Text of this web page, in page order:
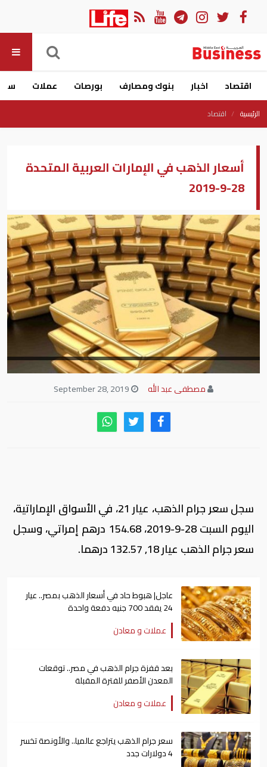
اقتصاد اخبار بنوك ومصارف بورصات عملات
الرئيسية اقتصاد
أسعار الذهب في الإمارات العربية المتحدة
28-9-2019
مصطفى عبد الله
سجل سعر جرام الذهب، عيار 21، في الأسواق الإماراتية،
اليوم السبت 28-9-2019، 154.68 درهم إمراتي، وسجل
سعر جرام الذهب عيار 18, 132.57 درهما.
عاجل| هبوط حاد في أسعار الذهب بمصر.. عيار
24 يفقد 700 جنيه دفعة واحدة
عملات و معادن
بعد قفزة جرام الذهب في مصر.. توقعات
المعدن الأصفر للفترة المقبلة
عملات و معادن
سعر جرام الذهب يتراجع عالميا.. والأونصة تخسر
4 دولارات جدد